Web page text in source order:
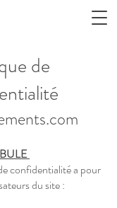
de
confidentialité a pour
du site :